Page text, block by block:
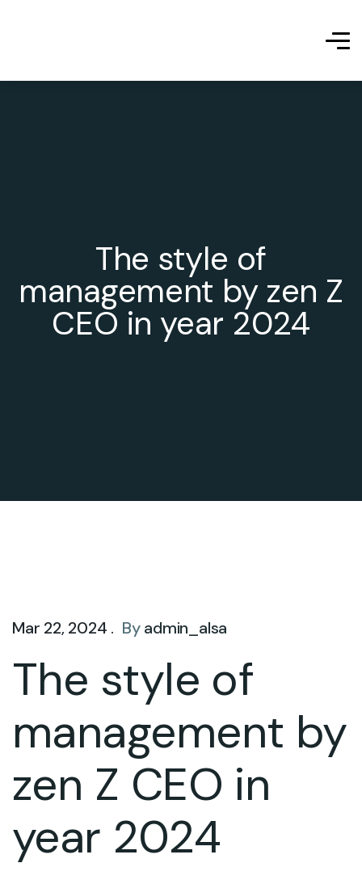
The style of
management by zen Z
CEO in year 2024
Mar 22, 2024 . Byadmin_alsa
The style of
management by
zen Z CEO in
year 2024